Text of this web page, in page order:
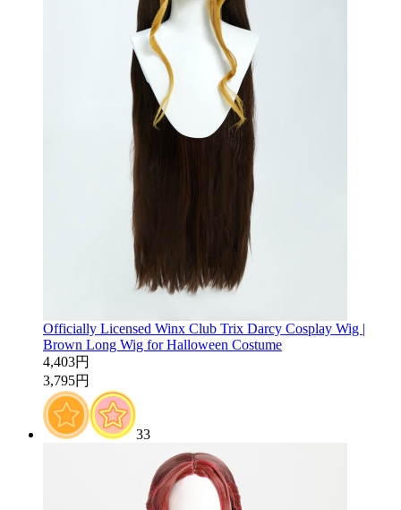
Officially Licensed Winx Club Trix Darcy Cosplay Wig |
Brown Long Wig for Halloween Costume
4,403円
3,795円
33